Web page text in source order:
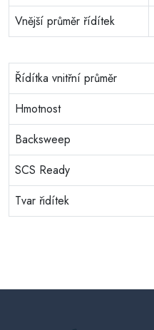
Vnější průměr řídítek
Řídítka vnitřní průměr
Hmotnost
Backsweep
SCS Ready
Tvar řidítek